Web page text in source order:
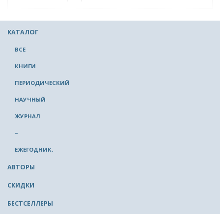
КАТАЛОГ
ВСЕ
КНИГИ
ПЕРИОДИЧЕСКИЙ
НАУЧНЫЙ
ЖУРНАЛ
–
ЕЖЕГОДНИК.
АВТОРЫ
СКИДКИ
БЕСТСЕЛЛЕРЫ